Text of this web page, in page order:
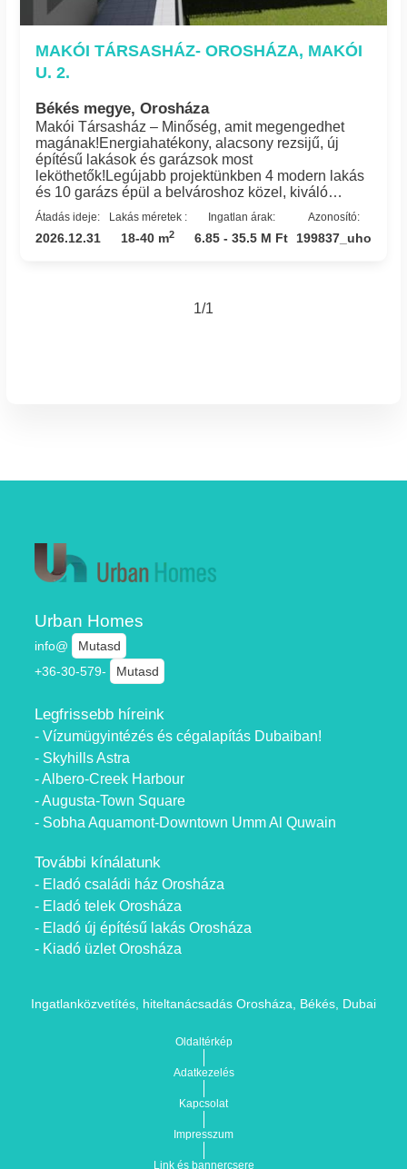
MAKÓI TÁRSASHÁZ- OROSHÁZA, MAKÓI
U. 2.
Békés megye, Orosháza
Makói Társasház – Minőség, amit megengedhet
magának!Energiahatékony, alacsony rezsijű, új
építésű lakások és garázsok most
leköthetők!Legújabb projektünkben 4 modern lakás
és 10 garázs épül a belvároshoz közel, kiváló
lokációban.✅ Időtálló, modern design – élhető terek
kompakt méretben✅ Fenntarthatóság – hőszivattyús
rendszer, alacsony fenntartási költségek✅
ingatlanFinanszírozási lehetőségek:Babaváró,
Átadás ideje:
2026.12.31
Lakás méretek :
18-40 m2
Ingatlan árak:
6.85 - 35.5 M Ft
Azonosító:
199837_uho
1/1
Urban Homes
info@
Mutasd
+36-30-579-
Mutasd
Legfrissebb híreink
- Vízumügyintézés és cégalapítás Dubaiban!
- Skyhills Astra
- Albero-Creek Harbour
- Augusta-Town Square
- Sobha Aquamont-Downtown Umm Al Quwain
További kínálatunk
- Eladó családi ház Orosháza
- Eladó telek Orosháza
- Eladó új építésű lakás Orosháza
- Kiadó üzlet Orosháza
Ingatlanközvetítés, hiteltanácsadás Orosháza, Békés, Dubai
Oldaltérkép
Adatkezelés
Kapcsolat
Impresszum
Link és bannercsere